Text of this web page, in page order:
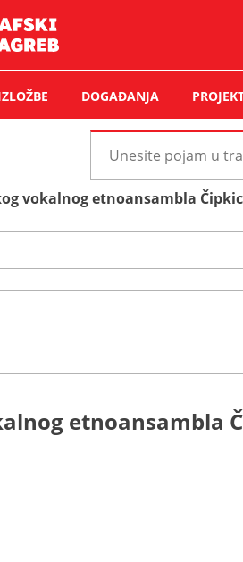
DOGAĐANJA
Pretraži
web
mjesto:
vokalnog etnoansambla
etnoansambla